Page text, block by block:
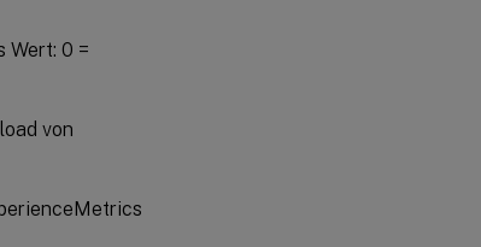
Wert: 0 =
von